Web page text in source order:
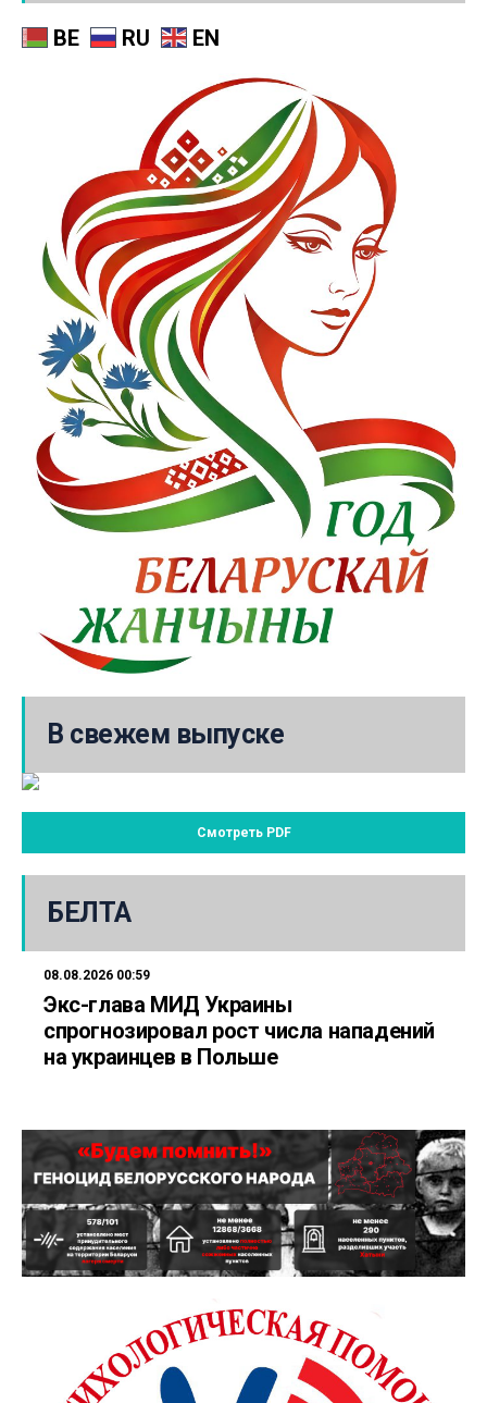
BE RU EN
В свежем выпуске
Смотреть PDF
БЕЛТА
08.08.2026 00:59
Экс-глава МИД Украины
спрогнозировал рост числа нападений
на украинцев в Польше